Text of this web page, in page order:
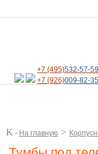
+7 (495)532-57-59
+7 (926)009-82-35
K - На главную >